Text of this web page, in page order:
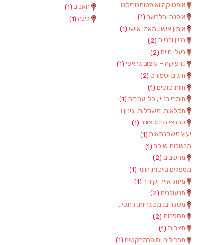
חאנים (1)
לינה (1)
אופטיקה ואופטומטריסטים
אופנה והלבשה (1)
אימון אישי, מאמן אישי (1)
בניין ובנייה (2)
בעלי חיים (2)
גרפיקה – עיצוב גראפי (1)
חוגים וספורט (2)
חוות סוסים (1)
חומרי בניין, כלי עבודה (1)
חקלאות, משתלות, גינון וציוד
טכנאי מיזוג אוויר (1)
יעוץ משכנתאות (1)
מבשלות שיכר (1)
מחשבים (2)
מטפלים בויסות חושי (1)
מיזוג אויר וקירור (1)
מנעולנים (2)
מסגרים, מסגריות, רתכים ועבודות מתכת
מספרות (2)
מצבות (1)
מרכולים וסופרמרקטים (1)